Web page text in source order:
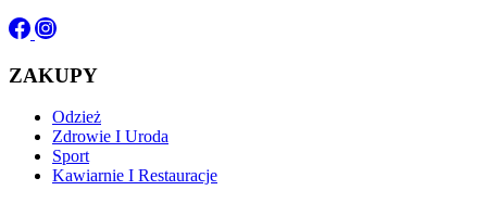
ZAKUPY
Odzież
Zdrowie I Uroda
Sport
Kawiarnie I Restauracje